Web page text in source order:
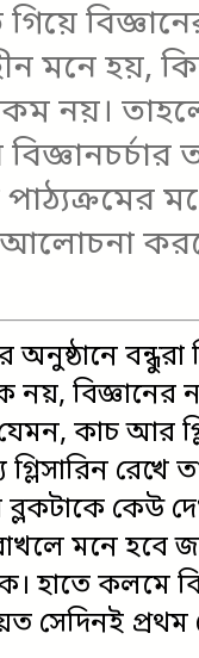
গিয়ে
মনে হয়,
নয়।
নয়, বিজ্ঞানের
কাচ আর
গ্লিসারিন
কেউ
মনে
হাতে কলমে
সেদিনই প্রথম